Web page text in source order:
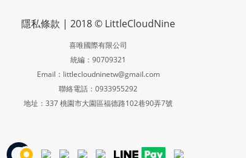
隱私條款 | 2018 © LittleCloudNine
喜唯國際有限公司
統編：90709321
Email：littlecloudninetw@gmail.com
聯絡電話：0933955292
地址：337 桃園市大園區福德路102巷90弄7號